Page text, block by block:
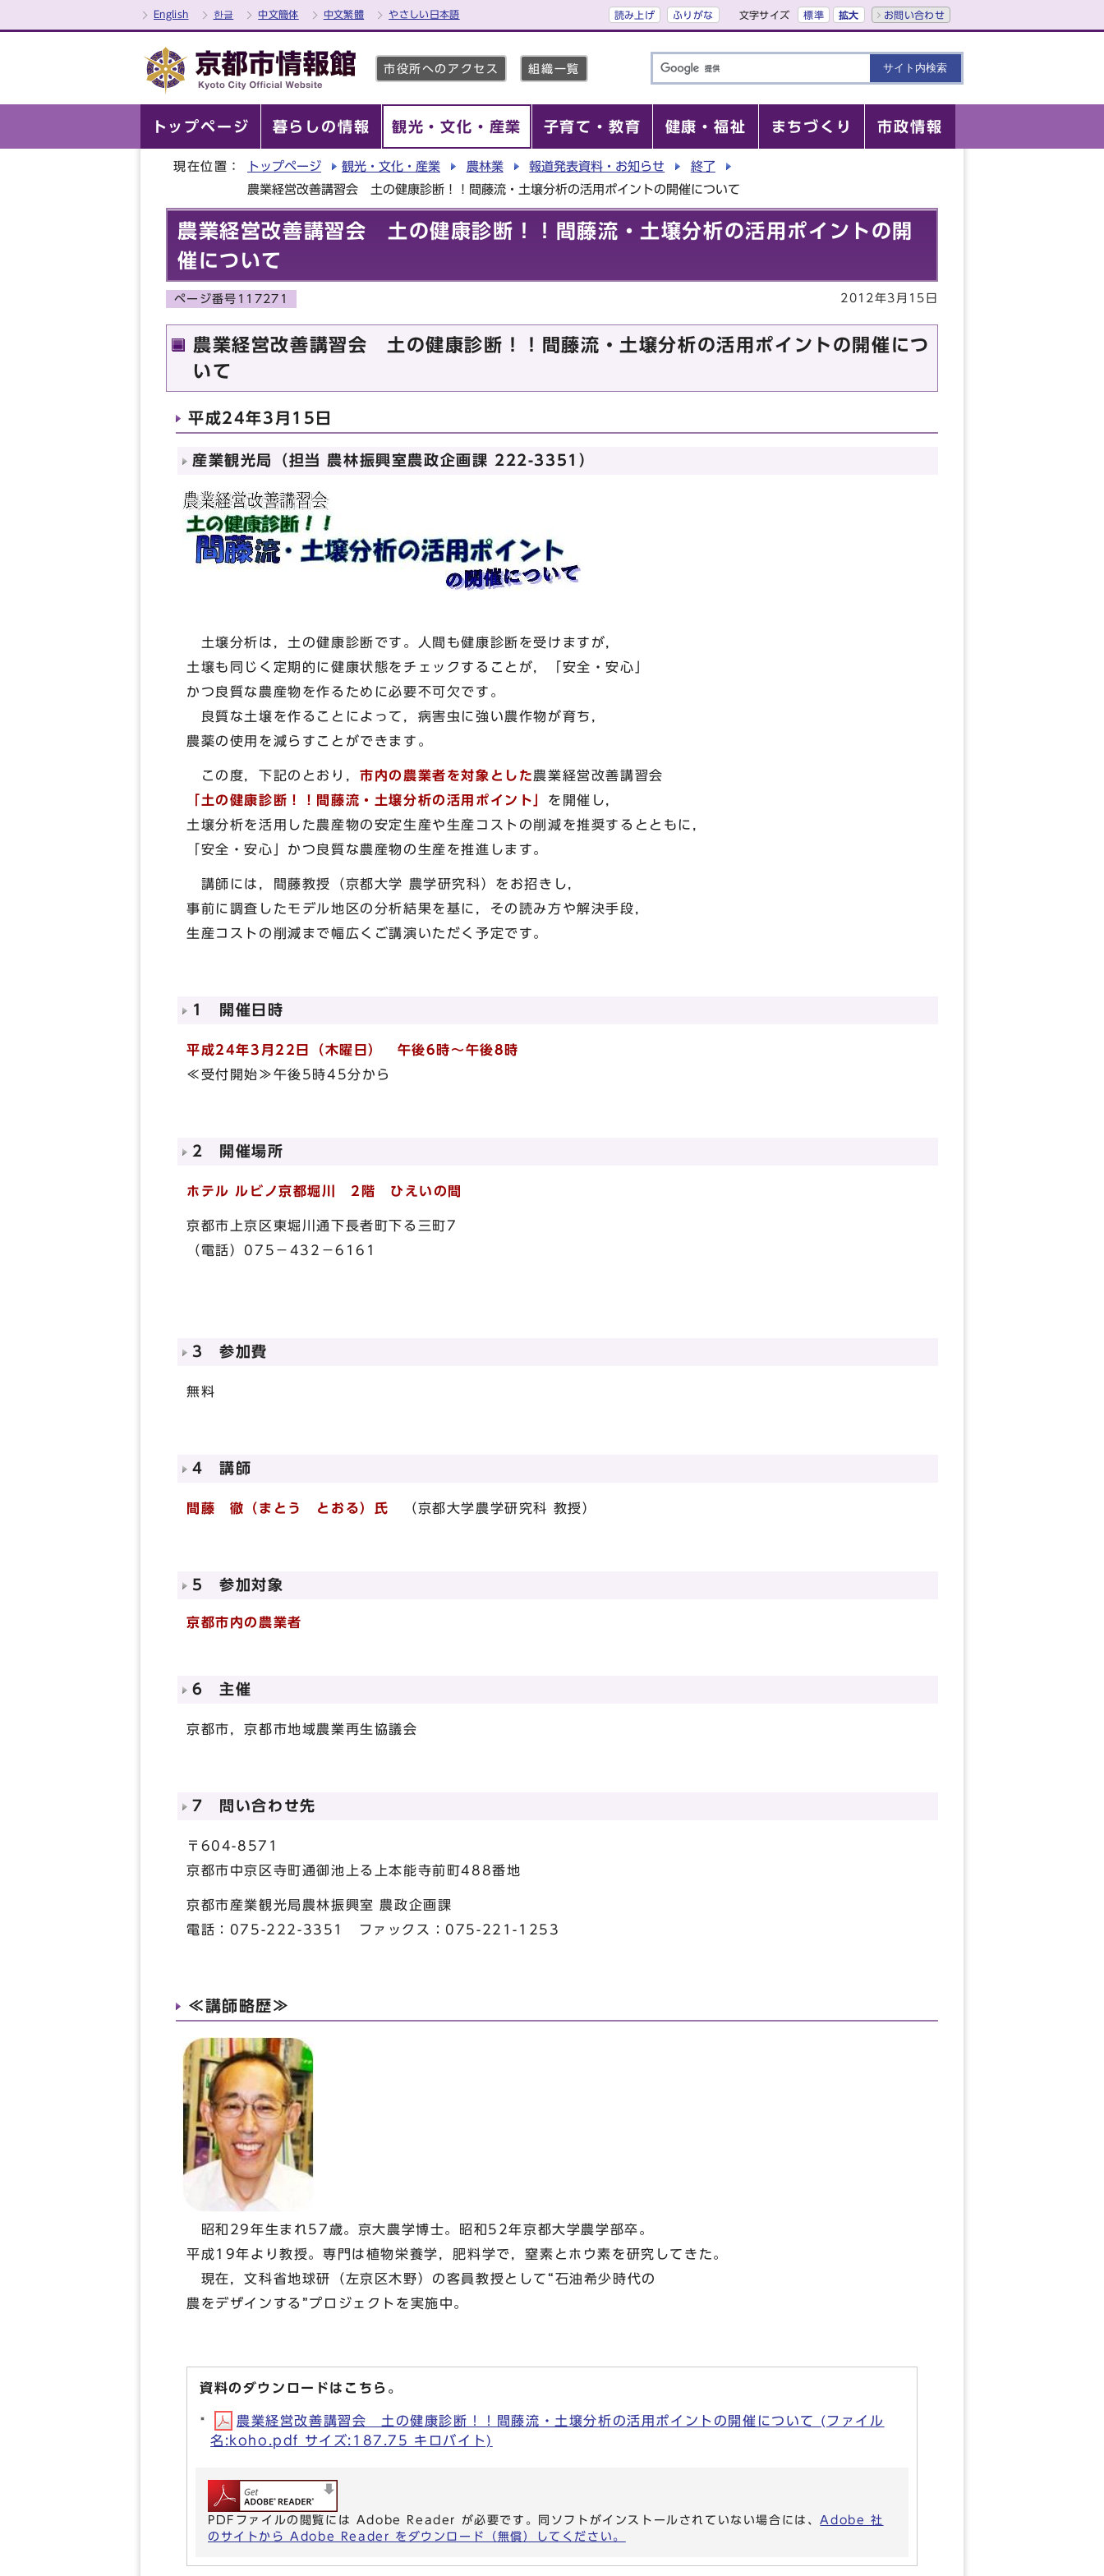
English 한글 中文簡体 中文繁體 やさしい日本語 読み上げ ふりがな 文字サイズ 標準 拡大 お問い合わせ
市役所へのアクセス 組織一覧
トップページ 暮らしの情報 観光・文化・産業 子育て・教育 健康・福祉 まちづくり 市政情報
現在位置： トップページ 観光・文化・産業 農林業 報道発表資料・お知らせ
終了
農業経営改善講習会 土の健康診断！！間藤流・土壌分析の活用ポイントの開催について
農業経営改善講習会 土の健康診断！！間藤流・土壌分析の活用ポイントの開
催について
ページ番号117271 2012年3月15日
農業経営改善講習会 土の健康診断！！間藤流・土壌分析の活用ポイントの開催につ
いて
平成24年3月15日
産業観光局（担当 農林振興室農政企画課 222-3351）
土壌分析は，土の健康診断です。人間も健康診断を受けますが，
土壌も同じく定期的に健康状態をチェックすることが，「安全・安心」
かつ良質な農産物を作るために必要不可欠です。
良質な土壌を作ることによって，病害虫に強い農作物が育ち，
農薬の使用を減らすことができます。
この度，下記のとおり，市内の農業者を対象とした農業経営改善講習会
「土の健康診断！！間藤流・土壌分析の活用ポイント」 を開催し，
土壌分析を活用した農産物の安定生産や生産コストの削減を推奨するとともに，
「安全・安心」かつ良質な農産物の生産を推進します。
講師には，間藤教授（京都大学 農学研究科）をお招きし，
事前に調査したモデル地区の分析結果を基に，その読み方や解決手段，
生産コストの削減まで幅広くご講演いただく予定です。
1 開催日時
平成24年3月22日（木曜日）
午後6時～午後8時
≪受付開始≫午後5時45分から
2 開催場所
ホテル ルビノ京都堀川 2階 ひえいの間
京都市上京区東堀川通下長者町下る三町7
（電話）075－432－6161
3 参加費
無料
4 講師
間 藤 徹（まとう とおる） 氏 （京都大学農学研究科 教授）
5 参加対象
京都市内の農業者
6 主催
京都市，京都市地域農業再生協議会
7 問い合わせ先
〒604-8571
京都市中京区寺町通御池上る上本能寺前町488番地
京都市産業観光局農林振興室 農政企画課
電話：075-222-3351 ファックス：075-221-1253
≪講師略歴≫
昭和29年生まれ57歳。京大農学博士。昭和52年京都大学農学部卒。
平成19年より教授。専門は植物栄養学，肥料学で，窒素とホウ素を研究してきた。
現在，文科省地球研（左京区木野）の客員教授として“石油希少時代の
農をデザインする”プロジェクトを実施中。
資料のダウンロードはこちら。
農業経営改善講習会 土の健康診断！！間藤流・土壌分析の活用ポイントの開催について (ファイル
名:koho.pdf サイズ:187.75 キロバイト)
PDFファイルの閲覧には Adobe Reader が必要です。同ソフトがインストールされていない場合には、Adobe 社
のサイトから Adobe Reader をダウンロード（無償）してください。